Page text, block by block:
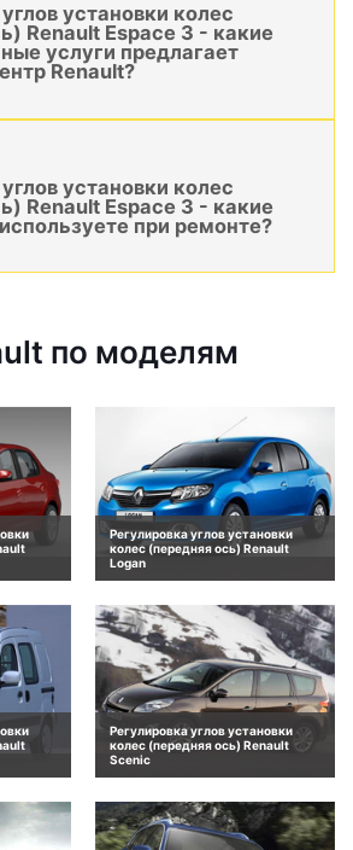
установки колес
Renault Espace 3 - какие
услуги предлагает
Renault?
установки колес
Renault Espace 3 - какие
при ремонте?
по моделям
Регулировка углов установки
колес (передняя ось) Renault
Logan
Регулировка углов установки
колес (передняя ось) Renault
Scenic